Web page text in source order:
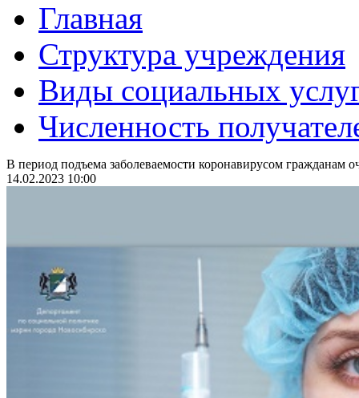
Главная
Структура учреждения
Виды социальных
Численность
В период подъема заболеваемости коронавирусом гражданам
14.02.2023 10:00